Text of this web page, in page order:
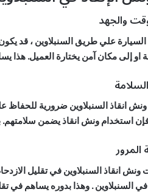
علي طريق السنبلاوين ، قد
او إلى مكان آمن يختارة العميل. هذا
انقاذ السنبلاوين ضرورية
فإن استخدام ونش انقاذ يضمن
انقاذ السنبلاوين في تقليل
السنبلاوين . وهذا بدوره يساهم في